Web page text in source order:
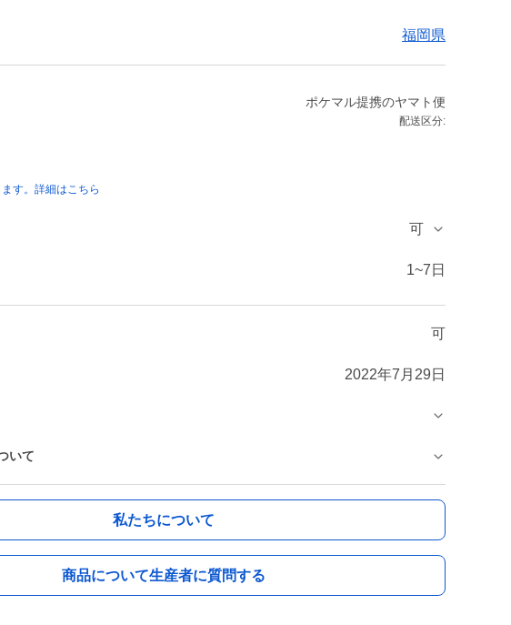
福岡県
ポケマル提携のヤマト便
配送区分:
す。詳細はこちら
可
1~7日
可
2022年7月29日
いて
私たちについて
商品について生産者に質問する